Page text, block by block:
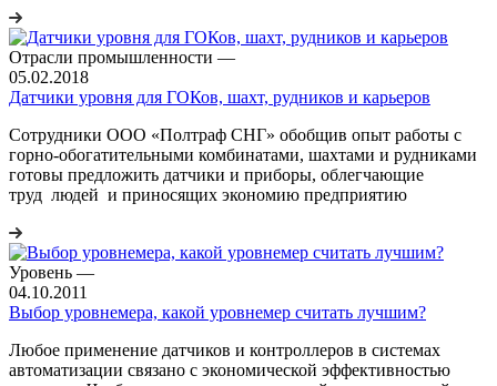
Отрасли промышленности —
05.02.2018
Датчики уровня для ГОКов, шахт, рудников и карьеров
Сотрудники ООО «Полтраф СНГ» обобщив опыт работы с
горно-обогатительными комбинатами, шахтами и рудниками
готовы предложить датчики и приборы, облегчающие
труд людей и приносящих экономию предприятию
Уровень —
04.10.2011
Выбор уровнемера, какой уровнемер считать лучшим?
Любое применение датчиков и контроллеров в системах
автоматизации связано с экономической эффективностью